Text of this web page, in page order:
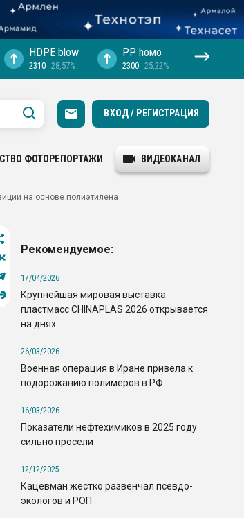
HDPE blow
2310 28,57%
PP hомо
2300 25,22%
ВХОД / РЕГИСТРАЦИЯ
ФОТОРЕПОРТАЖИ ВИДЕОКАНАЛ
на основе полиэтилена
Рекомендуемое:
17/04/2026
Крупнейшая мировая выставка
пластмасс CHINAPLAS 2026 открывается
на днях
26/03/2026
Военная операция в Иране привела к
подорожанию полимеров в РФ
16/03/2026
Показатели нефтехимиков в 2025 году
сильно просели
12/12/2025
Кацевман жестко развенчал псевдо-
экологов и РОП